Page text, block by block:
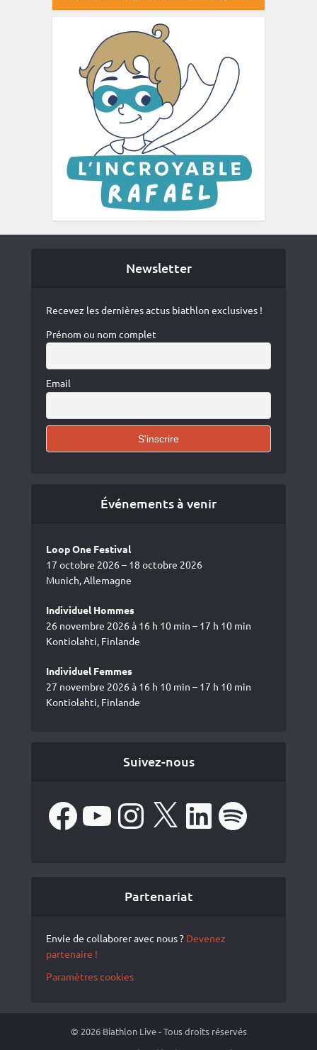
Newsletter
Recevez les dernières actus biathlon exclusives !
Prénom ou nom complet
Email
Événements à venir
Loop One Festival
17 octobre 2026 – 18 octobre 2026
Munich, Allemagne
Individuel Hommes
26 novembre 2026 à 16 h 10 min – 17 h 10 min
Kontiolahti, Finlande
Individuel Femmes
27 novembre 2026 à 16 h 10 min – 17 h 10 min
Kontiolahti, Finlande
Suivez-nous
FacebookYouTube Instagram LinkedIn Spotify
Partenariat
Envie de collaborer avec nous ? Devenez
partenaire !
Paramètres cookies
© 2026 Biathlon Live - Tous droits réservés